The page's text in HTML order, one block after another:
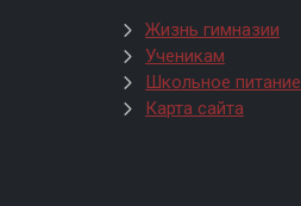
Жизнь гимназии
Ученикам
Школьное питание
Карта сайта